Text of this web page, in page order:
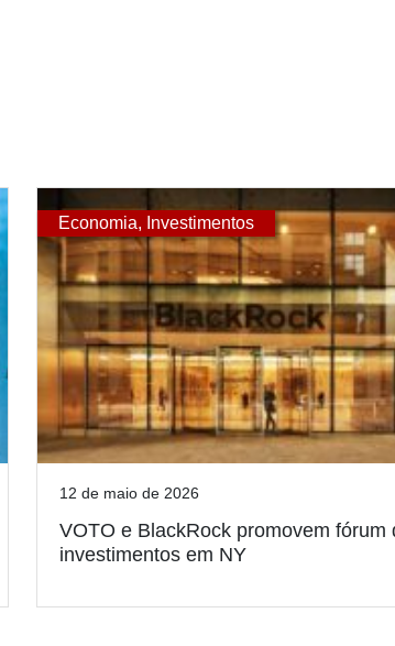
Economia, Investimentos
12 de maio de 2026
VOTO e BlackRock promovem fórum
investimentos em NY